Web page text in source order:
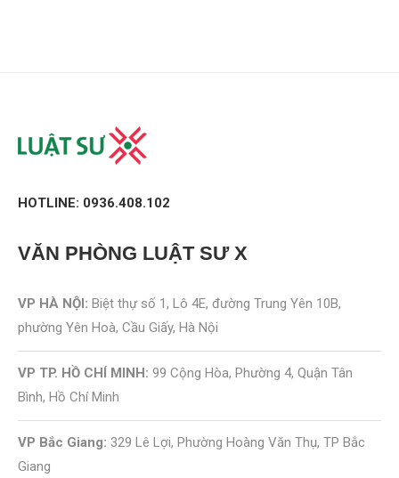
HOTLINE: 0936.408.102
VĂN PHÒNG LUẬT SƯ X
VP HÀ NỘI: Biệt thự số 1, Lô 4E, đường Trung Yên 10B,
phường Yên Hoà, Cầu Giấy, Hà Nội
VP TP. HỒ CHÍ MINH: 99 Cộng Hòa, Phường 4, Quận Tân
Bình, Hồ Chí Minh
VP Bắc Giang: 329 Lê Lợi, Phường Hoàng Văn Thụ, TP Bắc
Giang